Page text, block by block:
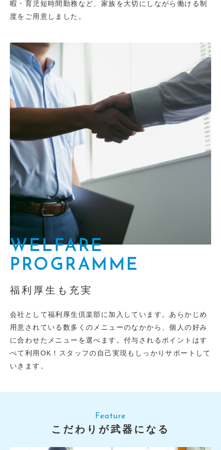
暇・育児短時間勤務など、家族を大切にしながら働ける制
度をご用意しました。
WELFARE
PROGRAMME
福利厚生も充実
会社として福利厚生倶楽部に加入しています。あらかじめ
用意されている数多くのメニューのなかから、個人の好み
に合わせたメニューを選べます。付与されるポイントはす
べて利用OK！スタッフの自己実現もしっかりサポートして
いきます。
Feature
こだわりが武器になる